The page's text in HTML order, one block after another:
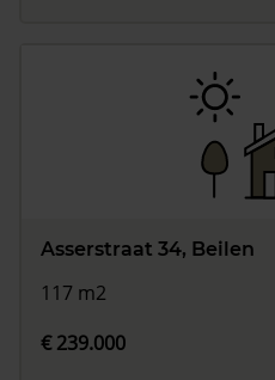
Asserstraat 34, Beilen
117 m2
€ 239.000